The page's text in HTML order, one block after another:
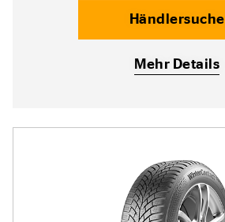
Händlersuche
Mehr Details